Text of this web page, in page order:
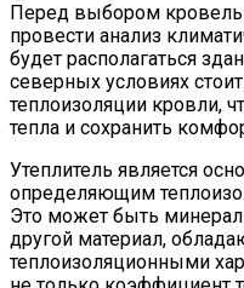
Перед выбором
провести анализ
будет располагаться
северных условиях
теплоизоляции кровли,
тепла и сохранить
Утеплитель является
определяющим
Это может быть
другой материал,
теплоизоляционными